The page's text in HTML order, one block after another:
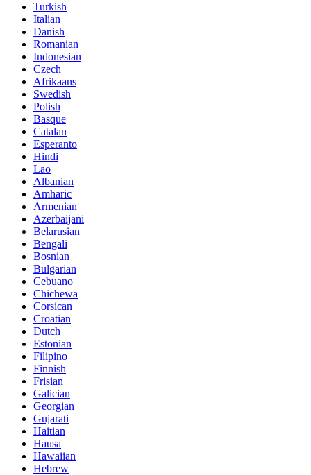
Turkish
Italian
Danish
Romanian
Indonesian
Czech
Afrikaans
Swedish
Polish
Basque
Catalan
Esperanto
Hindi
Lao
Albanian
Amharic
Armenian
Azerbaijani
Belarusian
Bengali
Bosnian
Bulgarian
Cebuano
Chichewa
Corsican
Croatian
Dutch
Estonian
Filipino
Finnish
Frisian
Galician
Georgian
Gujarati
Haitian
Hausa
Hawaiian
Hebrew